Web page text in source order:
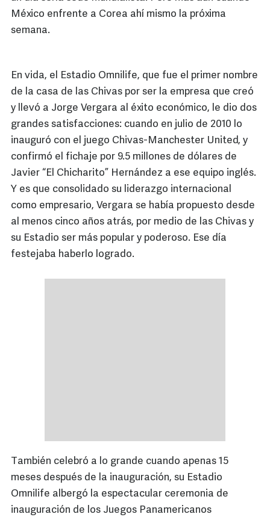
México enfrente a Corea ahí mismo la próxima
semana.
En vida, el Estadio Omnilife, que fue el primer nombre
de la casa de las Chivas por ser la empresa que creó
y llevó a Jorge Vergara al éxito económico, le dio dos
grandes satisfacciones: cuando en julio de 2010 lo
inauguró con el juego Chivas-Manchester United, y
confirmó el fichaje por 9.5 millones de dólares de
Javier “El Chicharito” Hernández a ese equipo inglés.
Y es que consolidado su liderazgo internacional
como empresario, Vergara se había propuesto desde
al menos cinco años atrás, por medio de las Chivas y
su Estadio ser más popular y poderoso. Ese día
festejaba haberlo logrado.
También celebró a lo grande cuando apenas 15
meses después de la inauguración, su Estadio
Omnilife albergó la espectacular ceremonia de
inauguración de los Juegos Panamericanos